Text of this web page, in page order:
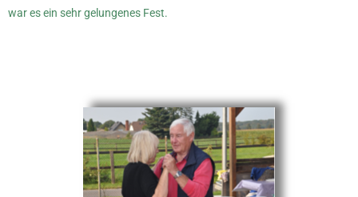
war es ein sehr gelungenes Fest.